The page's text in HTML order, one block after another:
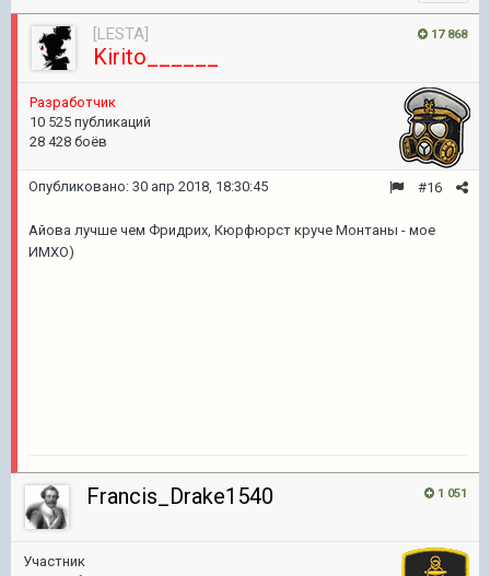
17 868
[LESTA]
Kirito______
Разработчик
10 525 публикаций
28 428 боёв
#16
Опубликовано: 30 апр 2018, 18:30:45
Айова лучше чем Фридрих, Кюрфюрст круче Монтаны - мое
ИМХО)
1 051
Francis_Drake1540
Участник